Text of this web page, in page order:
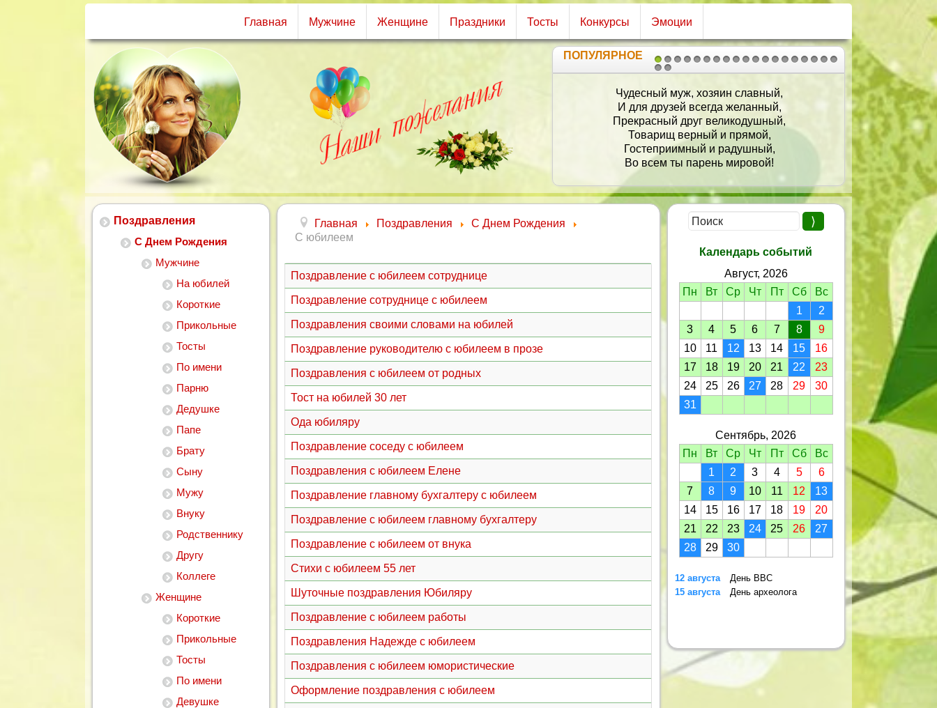
Главная Мужчине Женщине Праздники Тосты Конкурсы Эмоции
1 2
2021
ПОПУЛЯРНОЕ
Чудесный муж, хозяин славный,
И для друзей всегда желанный,
Прекрасный друг великодушный,
Товарищ верный и прямой,
Гостеприимный и радушный,
Во всем ты парень мировой!
Пусть
В
Поздравления
С Днем Рождения
Мужчине
На юбилей
Короткие
Прикольные
Тосты
По имени
Парню
Дедушке
Папе
Брату
Сыну
Мужу
Внуку
Родственнику
Другу
Коллеге
Женщине
Короткие
Прикольные
Тосты
По имени
Девушке
Главная Поздравления
С Днем Рождения
С юбилеем
Поздравление с юбилеем сотруднице
Поздравление сотруднице с юбилеем
Поздравления своими словами на юбилей
Поздравление руководителю с юбилеем в прозе
Поздравления с юбилеем от родных
Тост на юбилей 30 лет
Ода юбиляру
Поздравление соседу с юбилеем
Поздравления с юбилеем Елене
Поздравление главному бухгалтеру с юбилеем
Поздравление с юбилеем главному бухгалтеру
Поздравление с юбилеем от внука
Стихи с юбилеем 55 лет
Шуточные поздравления Юбиляру
Поздравление с юбилеем работы
Поздравления Надежде с юбилеем
Поздравления с юбилеем юмористические
Оформление поздравления с юбилеем
Календарь событий
Август, 2026
Пн
Вт Ср Чт Пт Сб
Вс
1
2
3
4 5 6 7 8
9
10
11 12 13 14 15
16
17
18 19 20 21 22
23
24
25 26 27 28 29
30
31
Сентябрь, 2026
Пн
Вт Ср Чт Пт Сб
Вс
1
2 3 4 5
6
7
8 9 10 11 12
13
14
15 16 17 18 19
20
21
22 23 24 25 26
27
28
29 30
12 августа
День ВВС
15 августа
День археолога